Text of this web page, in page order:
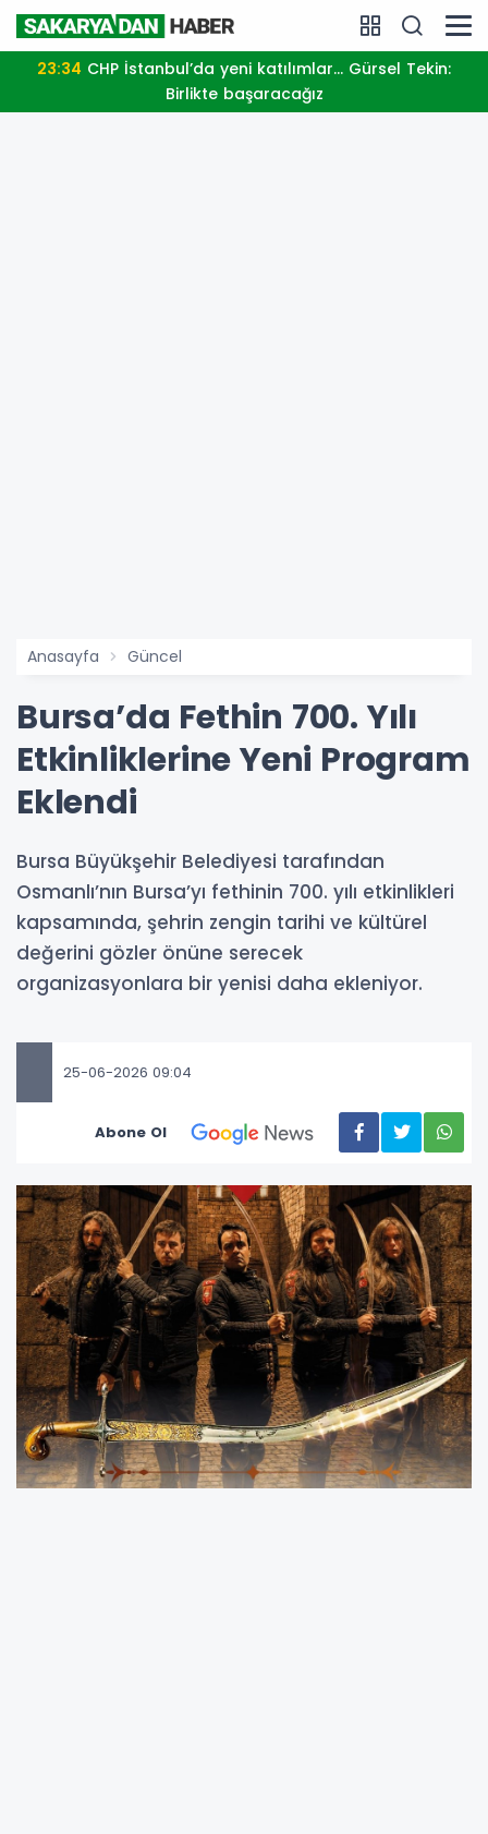
23:34
Birlikte başaracağız
Anasayfa Güncel
Bursa’da Fethin 700. Yılı
Etkinliklerine Yeni Program
Eklendi
Bursa Büyükşehir Belediyesi tarafından
Osmanlı’nın Bursa’yı fethinin 700. yılı etkinlikleri
kapsamında, şehrin zengin tarihi ve kültürel
değerini gözler önüne serecek
organizasyonlara bir yenisi daha ekleniyor.
25-06-2026 09:04
Abone Ol